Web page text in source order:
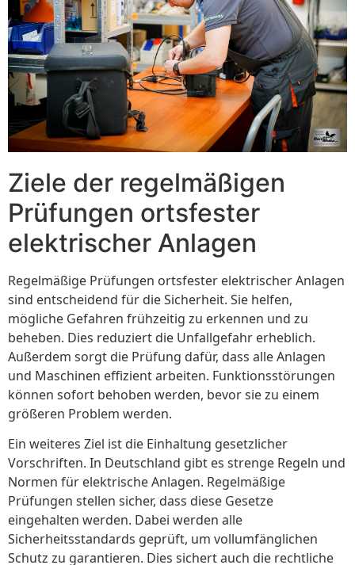
Ziele der regelmäßigen
Prüfungen ortsfester
elektrischer Anlagen
Regelmäßige Prüfungen ortsfester elektrischer Anlagen
sind entscheidend für die Sicherheit. Sie helfen,
mögliche Gefahren frühzeitig zu erkennen und zu
beheben. Dies reduziert die Unfallgefahr erheblich.
Außerdem sorgt die Prüfung dafür, dass alle Anlagen
und Maschinen effizient arbeiten. Funktionsstörungen
können sofort behoben werden, bevor sie zu einem
größeren Problem werden.
Ein weiteres Ziel ist die Einhaltung gesetzlicher
Vorschriften. In Deutschland gibt es strenge Regeln und
Normen für elektrische Anlagen. Regelmäßige
Prüfungen stellen sicher, dass diese Gesetze
eingehalten werden. Dabei werden alle
Sicherheitsstandards geprüft, um vollumfänglichen
Schutz zu garantieren. Dies sichert auch die rechtliche